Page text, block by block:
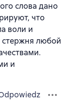
слова дано
что
воли и
стержня любой
и